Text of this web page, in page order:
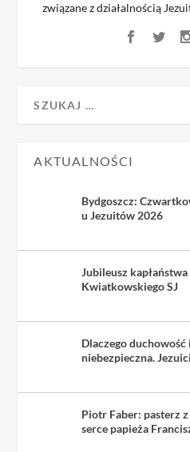
związane z działalnością
AKTUALNOŚCI
Bydgoszcz:
u Jezuitów 2026
Jubileusz
Kwiatkowskiego SJ
Dlaczego duchowość
niebezpieczna.
Piotr Faber: pasterz
serce papieża